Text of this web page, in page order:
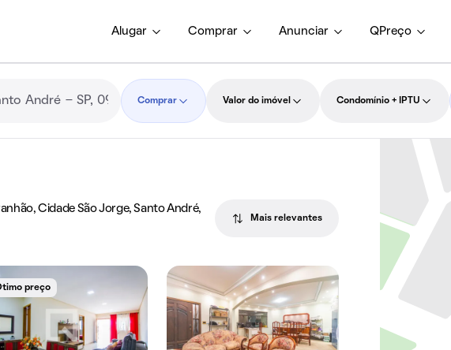
Alugar Comprar Anunciar QPreço
Comprar Valor do imóvel Condomínio + IPTU
Cidade São Jorge, Santo André,
Mais relevantes
preço